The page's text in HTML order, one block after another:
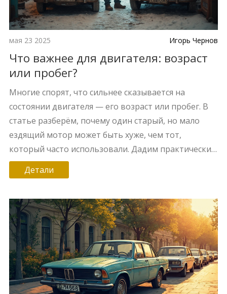
мая 23 2025 Игорь Чернов
Что важнее для двигателя: возраст
или пробег?
Многие спорят, что сильнее сказывается на
состоянии двигателя — его возраст или пробег. В
статье разберём, почему один старый, но мало
ездящий мотор может быть хуже, чем тот,
который часто использовали. Дадим практические
советы по уходу за двигателем при разных
условиях. Приведём реальные примеры из опыта
обращать внимание при покупке или
обслуживании автомобиля.
Детали